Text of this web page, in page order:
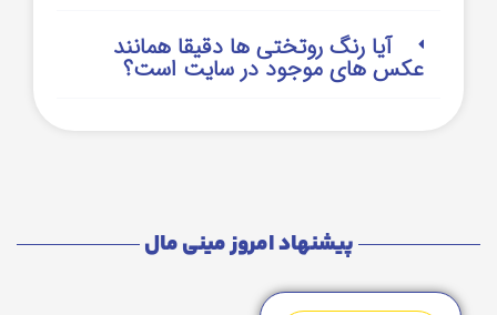
آیا رنگ روتختی ها دقیقا همانند
عکس های موجود در سایت است؟
پیشنهاد امروز مینی مال